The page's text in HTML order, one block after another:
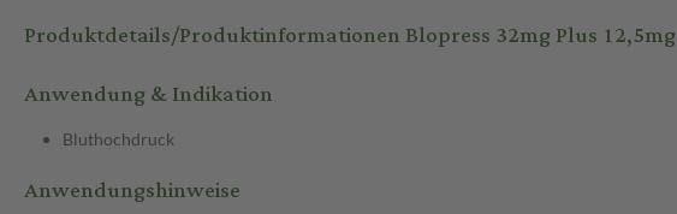
Produktdetails/Produktinformationen Blopress 32mg Plus 12,5mg
Anwendung & Indikation
Bluthochdruck
Anwendungshinweise